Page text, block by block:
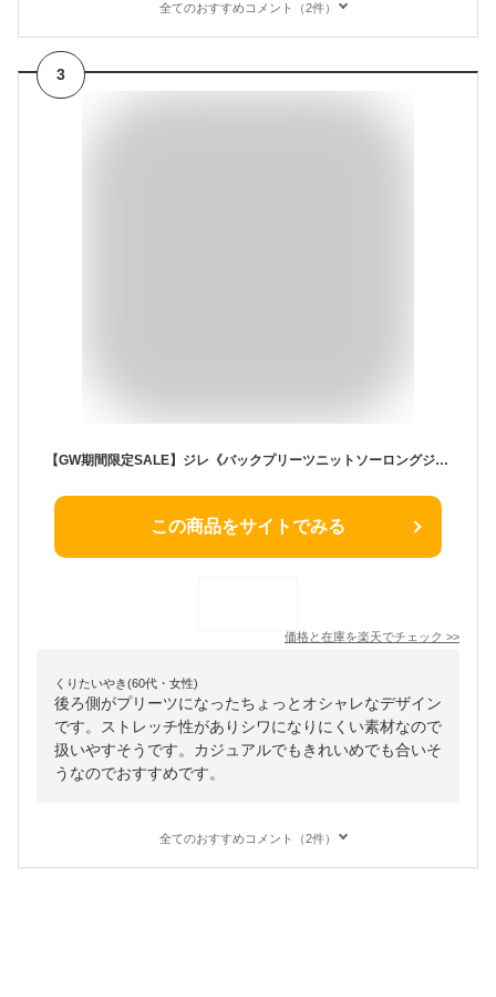
全てのおすすめコメント（2件）
3
【GW期間限定SALE】ジレ《バックプリーツニットソーロングジレ 全5色 2サイズ》 レディース トップス ロングジレ ベスト ドッキング バックプリーツ maviru by KiraKiraShop //10//
この商品をサイトでみる
価格と在庫を楽天でチェック >>
くりたいやき(60代・女性)
後ろ側がプリーツになったちょっとオシャレなデザイン
です。ストレッチ性がありシワになりにくい素材なので
扱いやすそうです。カジュアルでもきれいめでも合いそ
うなのでおすすめです。
全てのおすすめコメント（2件）